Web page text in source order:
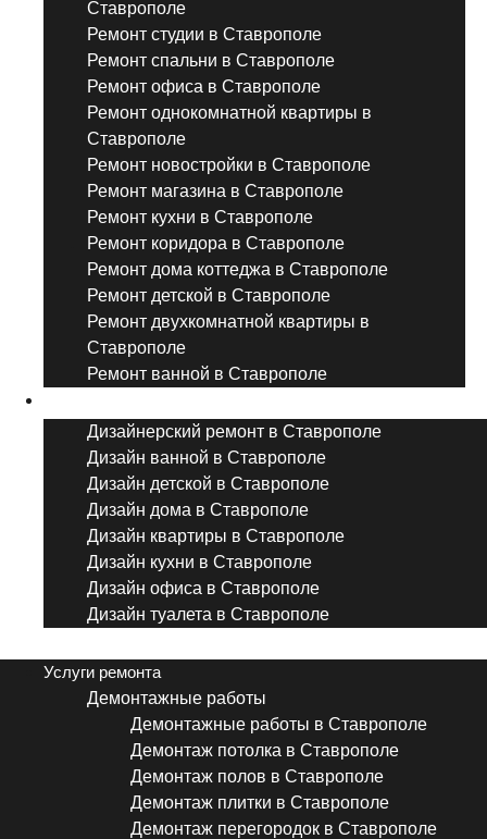
Ставрополе
Ремонт студии в Ставрополе
Ремонт спальни в Ставрополе
Ремонт офиса в Ставрополе
Ремонт однокомнатной квартиры в
Ставрополе
Ремонт новостройки в Ставрополе
Ремонт магазина в Ставрополе
Ремонт кухни в Ставрополе
Ремонт коридора в Ставрополе
Ремонт дома коттеджа в Ставрополе
Ремонт детской в Ставрополе
Ремонт двухкомнатной квартиры в
Ставрополе
Ремонт ванной в Ставрополе
Дизайнерский ремонт в Ставрополе
Дизайн ванной в Ставрополе
Дизайн детской в Ставрополе
Дизайн дома в Ставрополе
Дизайн квартиры в Ставрополе
Дизайн кухни в Ставрополе
Дизайн офиса в Ставрополе
Дизайн туалета в Ставрополе
Услуги ремонта
Демонтажные работы
Демонтажные работы в Ставрополе
Демонтаж потолка в Ставрополе
Демонтаж полов в Ставрополе
Демонтаж плитки в Ставрополе
Демонтаж перегородок в Ставрополе